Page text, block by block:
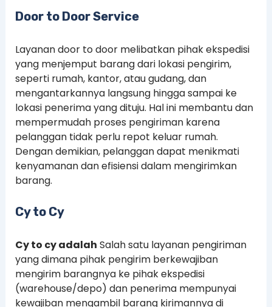
Door to Door Service
Layanan door to door melibatkan pihak ekspedisi
yang menjemput barang dari lokasi pengirim,
seperti rumah, kantor, atau gudang, dan
mengantarkannya langsung hingga sampai ke
lokasi penerima yang dituju. Hal ini membantu dan
mempermudah proses pengiriman karena
pelanggan tidak perlu repot keluar rumah.
Dengan demikian, pelanggan dapat menikmati
kenyamanan dan efisiensi dalam mengirimkan
barang.
Cy to Cy
Cy to cy adalah Salah satu layanan pengiriman
yang dimana pihak pengirim berkewajiban
mengirim barangnya ke pihak ekspedisi
(warehouse/depo) dan penerima mempunyai
kewajiban mengambil barang kirimannya di